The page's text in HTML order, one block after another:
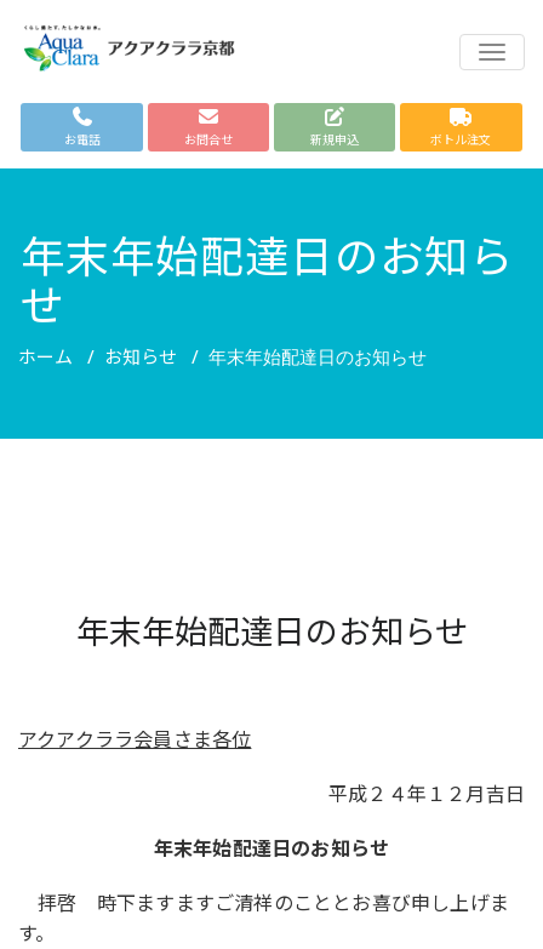
お電話 お問合せ 新規申込 ボトル注文
年末年始配達日のお知ら
せ
ホーム / お知らせ / 年末年始配達日のお知らせ
年末年始配達日のお知らせ
アクアクララ会員さま各位
平成２４年１２月吉日
年末年始配達日のお知らせ
拝啓 時下ますますご清祥のこととお喜び申し上げま
す。